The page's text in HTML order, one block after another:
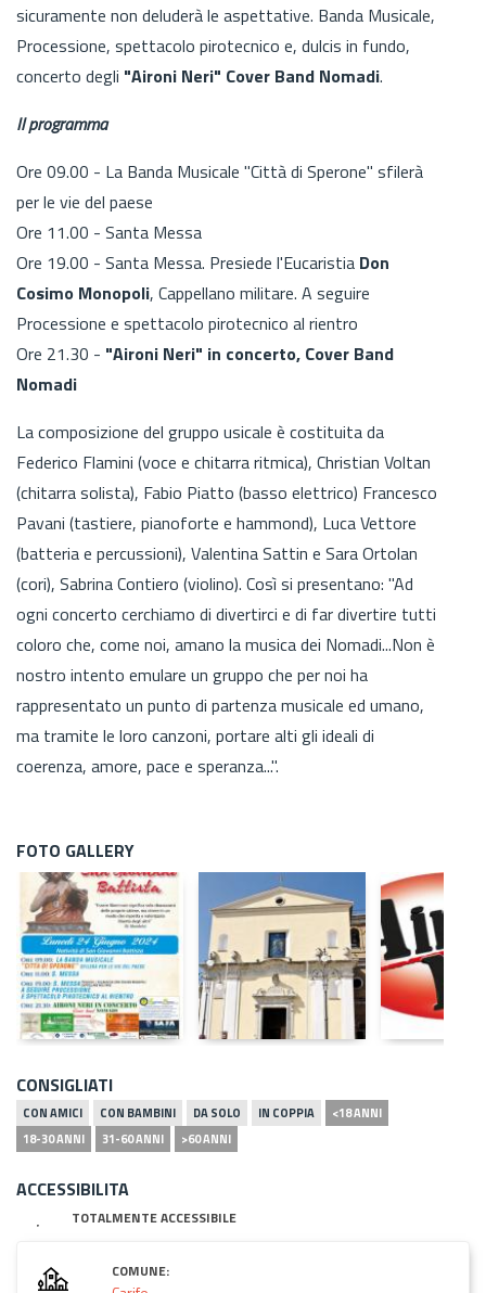
sicuramente non deluderà le aspettative. Banda Musicale,
Processione, spettacolo pirotecnico e, dulcis in fundo,
concerto degli "Aironi Neri" Cover Band Nomadi.
Il programma
Ore 09.00 - La Banda Musicale "Città di Sperone" sfilerà
per le vie del paese
Ore 11.00 - Santa Messa
Ore 19.00 - Santa Messa. Presiede l'Eucaristia Don
Cosimo Monopoli, Cappellano militare. A seguire
Processione e spettacolo pirotecnico al rientro
Ore 21.30 - "Aironi Neri" in concerto, Cover Band
Nomadi
La composizione del gruppo usicale è costituita da
Federico Flamini (voce e chitarra ritmica), Christian Voltan
(chitarra solista), Fabio Piatto (basso elettrico) Francesco
Pavani (tastiere, pianoforte e hammond), Luca Vettore
(batteria e percussioni), Valentina Sattin e Sara Ortolan
(cori), Sabrina Contiero (violino). Così si presentano: "Ad
ogni concerto cerchiamo di divertirci e di far divertire tutti
coloro che, come noi, amano la musica dei Nomadi...Non è
nostro intento emulare un gruppo che per noi ha
rappresentato un punto di partenza musicale ed umano,
ma tramite le loro canzoni, portare alti gli ideali di
coerenza, amore, pace e speranza...".
FOTO GALLERY
CONSIGLIATI
CON AMICI CON BAMBINI DA SOLO IN COPPIA
<18 ANNI
18-30 ANNI
31-60 ANNI >60 ANNI
ACCESSIBILITA
TOTALMENTE ACCESSIBILE
COMUNE: